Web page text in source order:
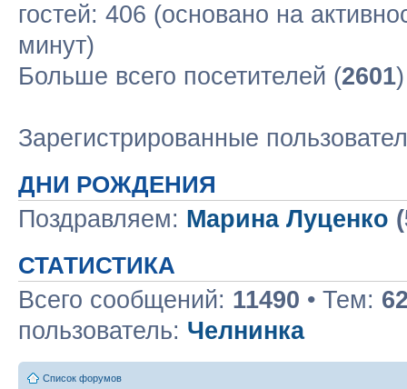
гостей: 406 (основано на
минут)
Больше всего посетителей (2601
Зарегистрированные
ДНИ РОЖДЕНИЯ
Поздравляем: Марина Луценко
СТАТИСТИКА
Всего сообщений: 11490 • Тем:
пользователь: Челнинка
Список форумов